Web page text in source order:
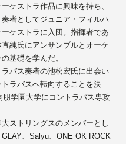
ケストラ作品に興味を持ち、
者としてジュニア・フィルハ
ケストラに入団。指揮者であ
純氏にアンサンブルとオーケ
基礎を学んだ。
ラバス奏者の池松宏氏に出会い
トラバスへ転向することを決
朋学園大学にコントラバス専攻
ストリングスのメンバーとし
GLAY、Salyu、ONE OK ROCK